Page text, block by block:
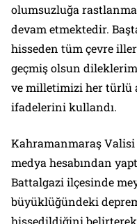
olumsuzluğa
devam etmektedir.
hisseden tüm çevre
geçmiş olsun
ve milletimizi her türlü
ifadelerini kullandı.
Kahramanmaraş
medya hesabından
Battalgazi ilçesinde
büyüklüğündeki
hissedildiğini